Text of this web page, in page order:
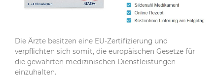
Die Ärzte besitzen eine EU-Zertifizierung und
verpflichten sich somit, die europäischen Gesetze für
die gewährten medizinischen Dienstleistungen
einzuhalten.